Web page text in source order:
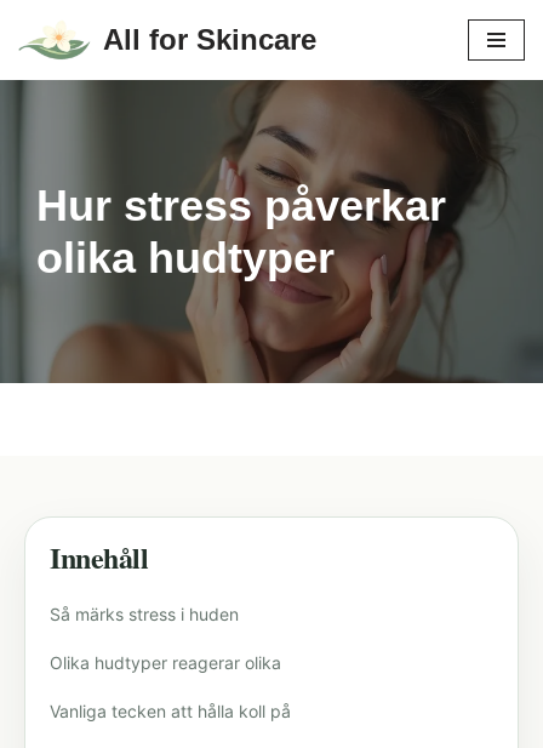
Hoppa
All for Skincare
Hur stress påverkar
olika hudtyper
Innehåll
Så märks stress i huden
Olika hudtyper reagerar olika
Vanliga tecken att hålla koll på